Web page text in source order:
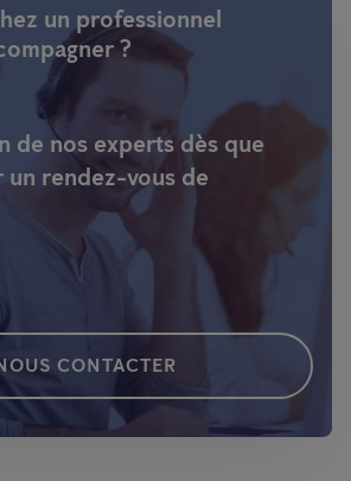
un professionnel
?
de nos experts dès que
rendez-vous de
CONTACTER